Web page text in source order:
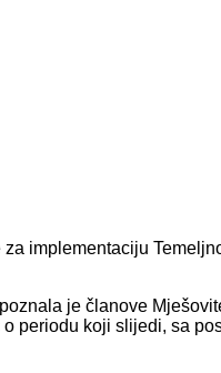
implementaciju
je članove
periodu koji slijedi, sa